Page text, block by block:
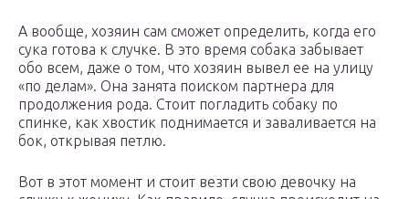
А вообще, хозяин сам сможет определить, когда его
сука готова к случке. В это время собака забывает
обо всем, даже о том, что хозяин вывел ее на улицу
«по делам». Она занята поиском партнера для
продолжения рода. Стоит погладить собаку по
спинке, как хвостик поднимается и заваливается на
бок, открывая петлю.
Вот в этот момент и стоит везти свою девочку на